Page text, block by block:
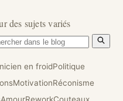
des sujets variés
en froidPolitique
MotivationRéconisme